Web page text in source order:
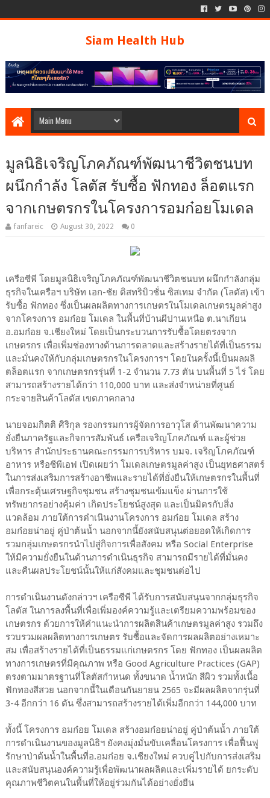
Siam Health Hub
มูลนิธิเจริญโภคภัณฑ์พัฒนาชีวิตชนบท
ผนึกกำลัง โลตัส รับซื้อ ฟักทอง ล็อตแรก
จากเกษตรกรในโครงการอมก๋อยโมเดล
fanfareic August 30, 2022 0
เครือซีพี โดยมูลนิธิเจริญโภคภัณฑ์พัฒนาชีวิตชนบท ผนึกกำลังกลุ่ม
ธุรกิจในเครือฯ บริษัท เอก-ชัย ดิสทริบิวชั่น ซิสเทม จำกัด (โลตัส) เข้า
รับซื้อ ฟักทอง ซึ่งเป็นผลผลิตทางการเกษตรในโมเดลเกษตรมูลค่าสูง
จากโครงการ อมก๋อย โมเดล ในพื้นที่บ้านผีปานเหนือ ต.นาเกียน
อ.อมก๋อย จ.เชียงใหม่ โดยเป็นกระบวนการรับซื้อโดยตรงจาก
เกษตรกร เพื่อเพิ่มช่องทางด้านการตลาดและสร้างรายได้ที่เป็นธรรม
และมั่นคงให้กับกลุ่มเกษตรกรในโครงการฯ โดยในครั้งนี้เป็นผลผลิ
ตล็อตแรก จากเกษตรกรรุ่นที่ 1-2 จำนวน 7.73 ตัน บนพื้นที่ 5 ไร่ โดย
สามารถสร้างรายได้กว่า 110,000 บาท และส่งจำหน่ายที่ศูนย์
กระจายสินค้าโลตัส เขตภาคกลาง
นายจอมกิตติ ศิริกุล รองกรรมการผู้จัดการอาวุโส ด้านพัฒนาความ
ยั่งยืนภาครัฐและกิจการสัมพันธ์ เครือเจริญโภคภัณฑ์ และผู้ช่วย
บริหาร สำนักประธานคณะกรรมการบริหาร บมจ. เจริญโภคภัณฑ์
อาหาร หรือซีพีเอฟ เปิดเผยว่า โมเดลเกษตรมูลค่าสูง เป็นยุทธศาสตร์
ในการส่งเสริมการสร้างอาชีพและรายได้ที่ยั่งยืนให้เกษตรกรในพื้นที่
เพื่อกระตุ้นเศรษฐกิจชุมชน สร้างชุมชนเข้มแข็ง ผ่านการใช้
ทรัพยากรอย่างคุ้มค่า เกิดประโยชน์สูงสุด และเป็นมิตรกับสิ่ง
แวดล้อม ภายใต้การดำเนินงานโครงการ อมก๋อย โมเดล สร้าง
อมก๋อยน่าอยู่ คู่ป่าต้นน้ำ นอกจากนี้ยังสนับสนุนต่อยอดให้เกิดการ
รวมกลุ่มเกษตรกรนำไปสู่กิจการเพื่อสังคม หรือ Social Enterprise
ให้มีความยั่งยืนในด้านการดำเนินธุรกิจ สามารถมีรายได้ที่มั่นคง
และคืนผลประโยชน์นั้นให้แก่สังคมและชุมชนต่อไป
การดำเนินงานดังกล่าวฯ เครือซีพี ได้รับการสนับสนุนจากกลุ่มธุรกิจ
โลตัส ในการลงพื้นที่เพื่อเพิ่มองค์ความรู้และเตรียมความพร้อมของ
เกษตรกร ด้วยการให้คำแนะนำการผลิตสินค้าเกษตรมูลค่าสูง รวมถึง
รวบรวมผลผลิตทางการเกษตร รับซื้อและจัดการผลผลิตอย่างเหมาะ
สม เพื่อสร้างรายได้ที่เป็นธรรมแก่เกษตรกร โดย ฟักทอง เป็นผลผลิต
ทางการเกษตรที่มีคุณภาพ หรือ Good Agriculture Practices (GAP)
ตรงตามมาตรฐานที่โลตัสกำหนด ทั้งขนาด น้ำหนัก สีผิว รวมทั้งเนื้อ
ฟักทองสีสวย นอกจากนี้ในเดือนกันยายน 2565 จะมีผลผลิตจากรุ่นที่
3-4 อีกกว่า 16 ตัน ซึ่งสามารถสร้างรายได้เพิ่มอีกกว่า 144,000 บาท
ทั้งนี้ โครงการ อมก๋อย โมเดล สร้างอมก๋อยน่าอยู่ คู่ป่าต้นน้ำ ภายใต้
การดำเนินงานของมูลนิธิฯ ยังคงมุ่งมั่นขับเคลื่อนโครงการ เพื่อฟื้นฟู
รักษาป่าต้นน้ำในพื้นที่อ.อมก๋อย จ.เชียงใหม่ ควบคู่ไปกับการส่งเสริม
และสนับสนุนองค์ความรู้เพื่อพัฒนาผลผลิตและเพิ่มรายได้ ยกระดับ
คุณภาพชีวิตคนในพื้นที่ให้อยู่ร่วมกันได้อย่างยั่งยืน